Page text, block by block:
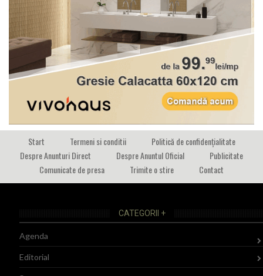
Start Termeni si conditii
Politică de confidențialitate
Despre Anunturi Direct
Despre Anuntul Oficial
Publicitate
Comunicate de presa
Trimite o stire Contact
CATEGORII +
Agenda
Editorial